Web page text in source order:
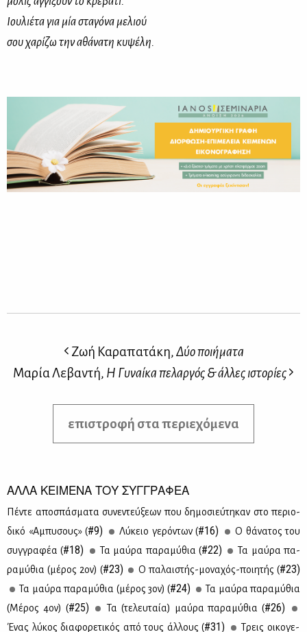
Ιουλιέτα για μία σταγόνα μελιού
σου χαρίζω την αθάνατη κυψέλη.
Ζωή Καραπατάκη,Δύο ποιήματα
Μαρία Λεβαντή, Η Γυναίκα πελαργός & άλλες ιστορίες
επιστροφή στα περιεχόμενα
ΑΛΛΑ ΚΕΙΜΕΝΑ ΤΟΥ ΣΥΓΓΡΑΦΕΑ
Πέ­ντε απο­σπά­σμα­τα συ­νε­ντεύ­ξε­ων που δη­μο­σιεύ­τη­καν στο πε­ριο­
δι­κό «Αμπυ­σους» (#9) Λύ­κειο γε­ρό­ντων (#16)
Ο θά­να­τος του
συγ­γρα­φέα (#18) Τα μαύ­ρα πα­ρα­μύ­θια (#22)
Τα μαύ­ρα πα­
ρα­μύ­θια (μέ­ρος 2ον) (#23) Ο πα­λαι­στής-μο­να­χός-ποι­η­τής (#23)
Τα μαύ­ρα πα­ρα­μύ­θια (μέ­ρος 3ον) (#24)
Τα μαύ­ρα πα­ρα­μύ­θια
(Mέ­ρος 4ον) (#25) Τα (τε­λευ­ταία) μαύ­ρα πα­ρα­μύ­θια (#26)
Ένας λύ­κος δια­φο­ρε­τι­κός από τους άλ­λους (#31)
Τρεις οι­κο­γε­